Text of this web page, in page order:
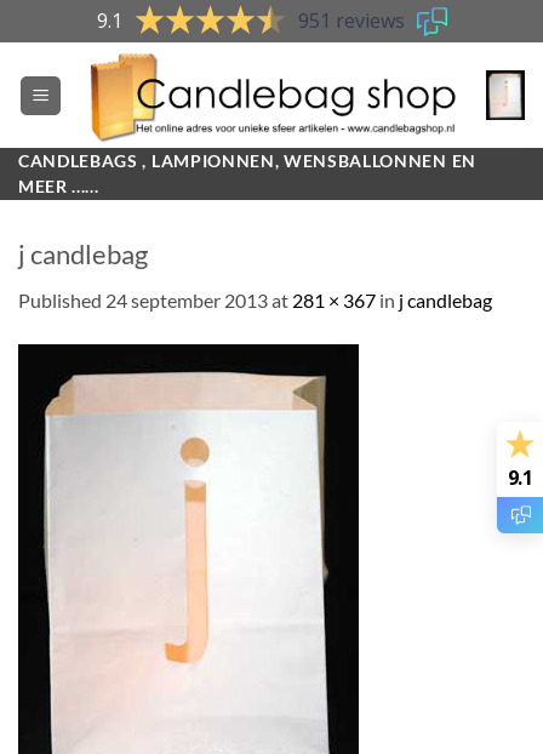
to
content
9.1 951 reviews
CANDLEBAGS , LAMPIONNEN, WENSBALLONNEN EN
MEER ......
j candlebag
Published 24 september 2013at 281 × 367 in j candlebag
9.1